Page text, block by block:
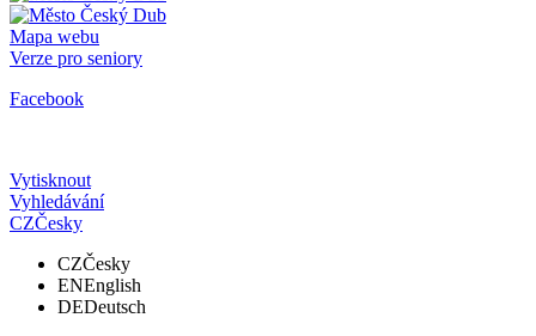
Mapa webu
Verze pro seniory
Facebook
Vytisknout
Vyhledávání
CZČesky
CZČesky
ENEnglish
DEDeutsch